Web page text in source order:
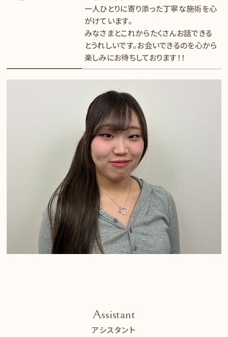
一人ひとりに寄り添った丁寧な施術を心
がけています。
みなさまとこれからたくさんお話できる
とうれしいです。お会いできるのを心から
楽しみにお待ちしております！！
Assistant
アシスタント